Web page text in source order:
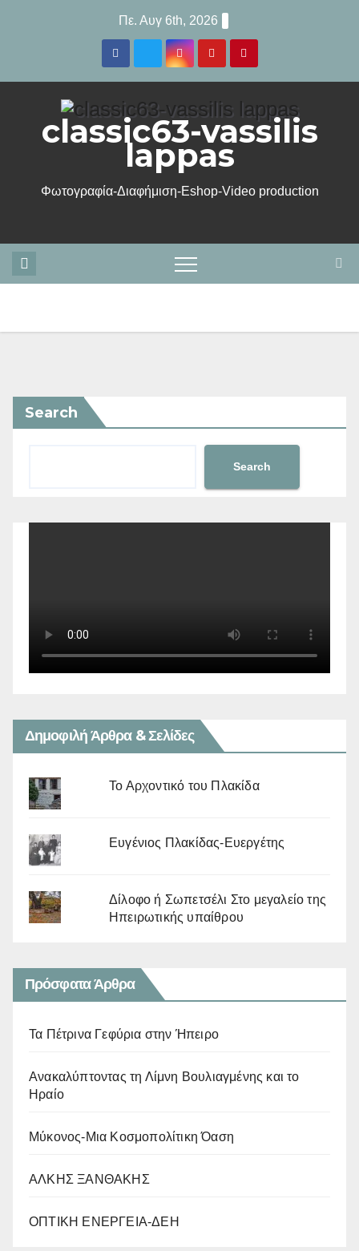
Πε. Αυγ 6th, 2026
classic63-vassilis
lappas
Φωτογραφία-Διαφήμιση-Eshop-Video production
Search
Search
Δημοφιλή Άρθρα & Σελίδες
Το Αρχοντικό του Πλακίδα
Ευγένιος Πλακίδας-Ευεργέτης
Δίλοφο ή Σωπετσέλι Στο μεγαλείο της
Ηπειρωτικής υπαίθρου
Πρόσφατα Άρθρα
Τα Πέτρινα Γεφύρια στην Ήπειρο
Ανακαλύπτοντας τη Λίμνη Βουλιαγμένης και το
Ηραίο
Μύκονος-Μια Κοσμοπολίτικη Όαση
ΑΛΚΗΣ ΞΑΝΘΑΚΗΣ
ΟΠΤΙΚΗ ΕΝΕΡΓΕΙΑ-ΔΕΗ